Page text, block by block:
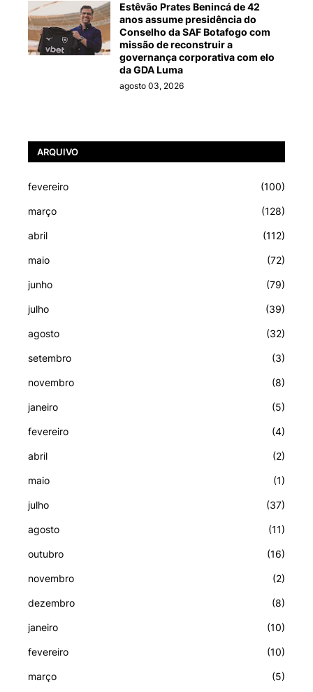
Estêvão Prates Benincá de 42
anos assume presidência do
Conselho da SAF Botafogo com
missão de reconstruir a
governança corporativa com elo
da GDA Luma
agosto 03, 2026
ARQUIVO
fevereiro (100)
março (128)
abril (112)
maio (72)
junho (79)
julho (39)
agosto (32)
setembro (3)
novembro (8)
janeiro (5)
fevereiro (4)
abril (2)
maio (1)
julho (37)
agosto (11)
outubro (16)
novembro (2)
dezembro (8)
janeiro (10)
fevereiro (10)
março (5)